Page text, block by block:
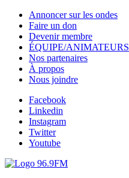
Annoncer sur les ondes
Faire un don
Devenir membre
ÉQUIPE/ANIMATEURS
Nos partenaires
À propos
Nous joindre
Facebook
Linkedin
Instagram
Twitter
Youtube